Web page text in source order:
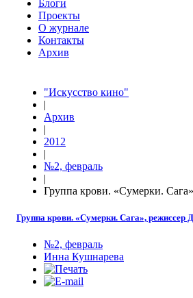
Блоги
Проекты
О журнале
Контакты
Архив
"Искусство кино"
|
Архив
|
2012
|
№2, февраль
|
Группа крови. «Сумерки.
Группа крови. «Сумерки. Сага», режиссер
№2, февраль
Инна Кушнарева